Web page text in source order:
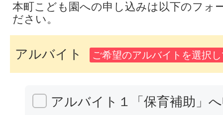
本町こども園への申し込みは以下のフォ
ださい。
アルバイト ご希望のアルバイトを選択
アルバイト１「保育補助」